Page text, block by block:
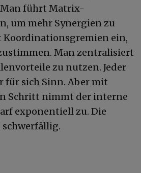
Man führt Matrix-
um mehr Synergien zu
ein,
Man zentralisiert
zu nutzen. Jeder
für sich Sinn. Aber mit
Schritt nimmt der interne
exponentiell zu. Die